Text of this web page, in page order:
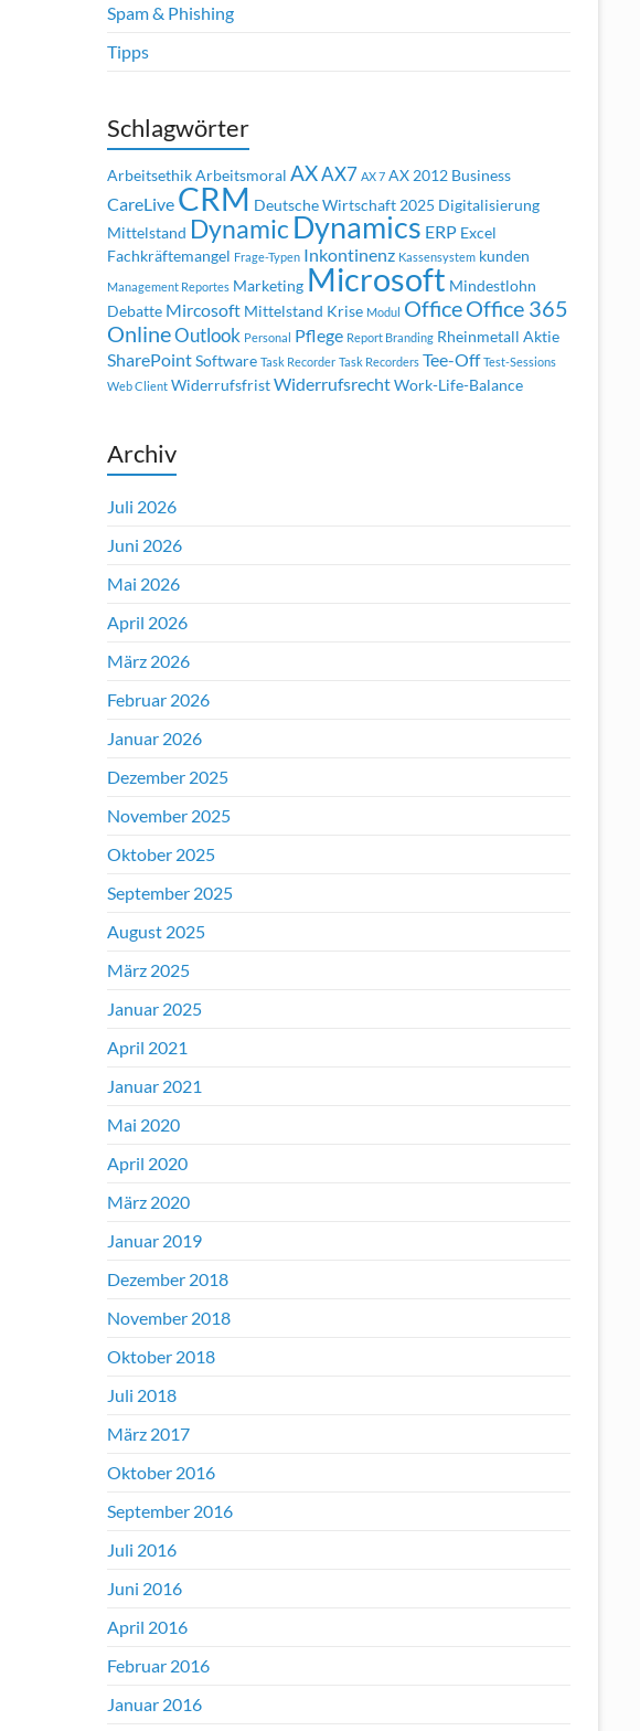
Spam & Phishing
Tipps
Schlagwörter
ArbeitsethikArbeitsmoral AXAX7 AX 7 AX 2012 Business
CareLive CRM Deutsche Wirtschaft 2025 Digitalisierung
Mittelstand Dynamic Dynamics ERP Excel
Fachkräftemangel Frage-Typen Inkontinenz Kassensystem kunden
Management Reportes Marketing Microsoft Mindestlohn
Debatte Mircosoft Mittelstand Krise Modul OfficeOffice 365
OnlineOutlook Personal Pflege Report Branding Rheinmetall Aktie
SharePointSoftware Task Recorder Task Recorders Tee-Off Test-Sessions
Web Client WiderrufsfristWiderrufsrechtWork-Life-Balance
Archiv
Juli 2026
Juni 2026
Mai 2026
April 2026
März 2026
Februar 2026
Januar 2026
Dezember 2025
November 2025
Oktober 2025
September 2025
August 2025
März 2025
Januar 2025
April 2021
Januar 2021
Mai 2020
April 2020
März 2020
Januar 2019
Dezember 2018
November 2018
Oktober 2018
Juli 2018
März 2017
Oktober 2016
September 2016
Juli 2016
Juni 2016
April 2016
Februar 2016
Januar 2016